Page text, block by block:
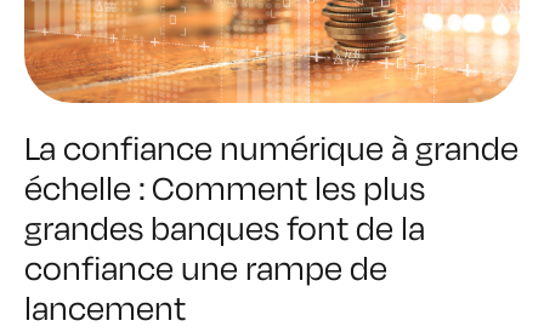
La confiance numérique à grande
échelle : Comment les plus
grandes banques font de la
confiance une rampe de
lancement